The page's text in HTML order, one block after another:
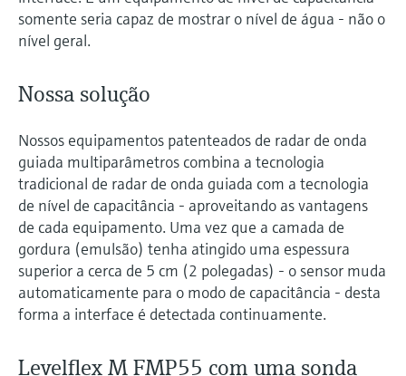
somente seria capaz de mostrar o nível de água - não o
nível geral.
Nossa solução
Nossos equipamentos patenteados de radar de onda
guiada multiparâmetros combina a tecnologia
tradicional de radar de onda guiada com a tecnologia
de nível de capacitância - aproveitando as vantagens
de cada equipamento. Uma vez que a camada de
gordura (emulsão) tenha atingido uma espessura
superior a cerca de 5 cm (2 polegadas) - o sensor muda
automaticamente para o modo de capacitância - desta
forma a interface é detectada continuamente.
Levelflex M FMP55 com uma sonda